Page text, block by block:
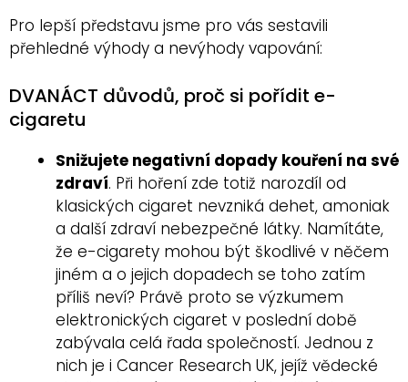
Pro lepší představu jsme pro vás sestavili
přehledné výhody a nevýhody vapování:
DVANÁCT důvodů, proč si pořídit e-
cigaretu
Snižujete negativní dopady kouření na své
zdraví. Při hoření zde totiž narozdíl od
klasických cigaret nevzniká dehet, amoniak
a další zdraví nebezpečné látky. Namítáte,
že e-cigarety mohou být škodlivé v něčem
jiném a o jejich dopadech se toho zatím
příliš neví? Právě proto se výzkumem
elektronických cigaret v poslední době
zabývala celá řada společností. Jednou z
nich je i Cancer Research UK, jejíž vědecké